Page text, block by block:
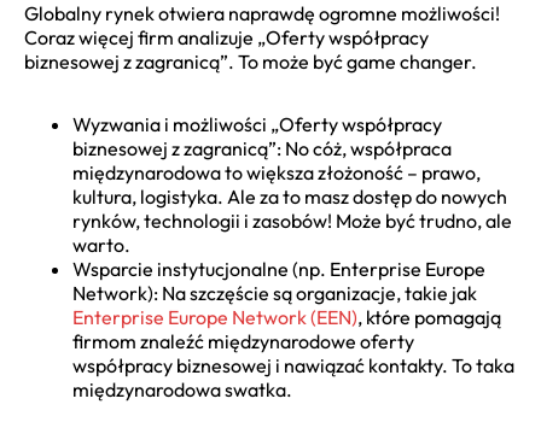
Globalny rynek otwiera naprawdę ogromne możliwości!
Coraz więcej firm analizuje „Oferty współpracy
biznesowej z zagranicą”. To może być game changer.
Wyzwania i możliwości „Oferty współpracy
biznesowej z zagranicą”: No cóż, współpraca
międzynarodowa to większa złożoność – prawo,
kultura, logistyka. Ale za to masz dostęp do nowych
rynków, technologii i zasobów! Może być trudno, ale
warto.
Wsparcie instytucjonalne (np. Enterprise Europe
Network): Na szczęście są organizacje, takie jak
Enterprise Europe Network (EEN), które pomagają
firmom znaleźć międzynarodowe oferty
współpracy biznesowej i nawiązać kontakty. To taka
międzynarodowa swatka.